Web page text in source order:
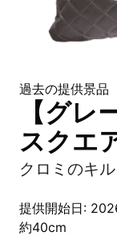
過去の提供景品
【グレ
スクエ
クロミのキ
提供開始日:
約40cm